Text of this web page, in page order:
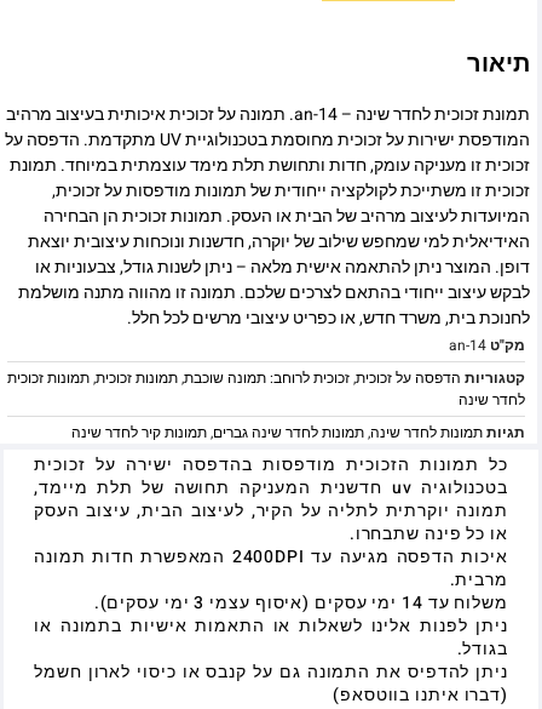
תיאור
תמונת זכוכית לחדר שינה – an-14. תמונה על זכוכית איכותית בעיצוב מרהיב
המודפסת ישירות על זכוכית מחוסמת בטכנולוגיית UV מתקדמת. הדפסה על
זכוכית זו מעניקה עומק, חדות ותחושת תלת מימד עוצמתית במיוחד. תמונת
זכוכית זו משתייכת לקולקציה ייחודית של תמונות מודפסות על זכוכית,
המיועדות לעיצוב מרהיב של הבית או העסק. תמונות זכוכית הן הבחירה
האידיאלית למי שמחפש שילוב של יוקרה, חדשנות ונוכחות עיצובית יוצאת
דופן. המוצר ניתן להתאמה אישית מלאה – ניתן לשנות גודל, צבעוניות או
לבקש עיצוב ייחודי בהתאם לצרכים שלכם. תמונה זו מהווה מתנה מושלמת
לחנוכת בית, משרד חדש, או כפריט עיצובי מרשים לכל חלל.
מק"טan-14
קטגוריות הדפסה על זכוכית,זכוכית לרוחב: תמונה שוכבת,תמונות זכוכית,תמונות זכוכית
לחדר שינה
תגיותתמונות לחדר שינה,תמונות לחדר שינה גברים,תמונות קיר לחדר שינה
כל תמונות הזכוכית מודפסות בהדפסה ישירה על זכוכית
בטכנולוגיה uv חדשנית המעניקה תחושה של תלת מיימד,
תמונה יוקרתית לתליה על הקיר, לעיצוב הבית, עיצוב העסק
או כל פינה שתבחרו.
איכות הדפסה מגיעה עד 2400DPI המאפשרת חדות תמונה
מרבית.
משלוח עד 14 ימי עסקים (איסוף עצמי 3 ימי עסקים).
ניתן לפנות אלינו לשאלות או התאמות אישיות בתמונה או
בגודל.
ניתן להדפיס את התמונה גם על קנבס או כיסוי לארון חשמל
(דברו איתנו בווטסאפ)